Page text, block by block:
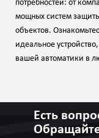
потребностей: от
мощных систем
объектов.
идеальное
вашей автоматики в
Есть